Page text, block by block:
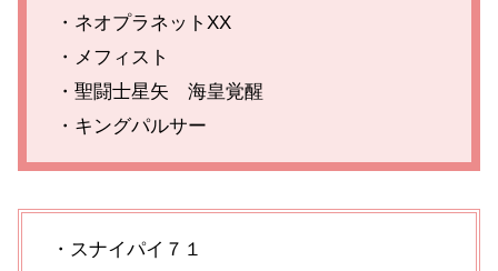
・ネオプラネットXX
・メフィスト
・聖闘士星矢 海皇覚醒
・キングパルサー
・スナイパイ７１